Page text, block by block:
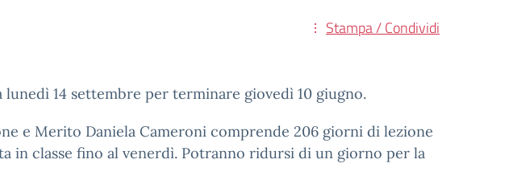
Stampa / Condividi
lunedì 14 settembre per terminare giovedì 10 giugno.
e Merito Daniela Cameroni comprende 206 giorni di lezione
in classe fino al venerdì. Potranno ridursi di un giorno per la